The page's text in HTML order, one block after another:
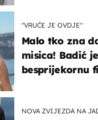
"VRUĆE JE OVDJE"
Malo tko zna
misica! Badić
besprijekornu
NOVA ZVIJEZDA NA